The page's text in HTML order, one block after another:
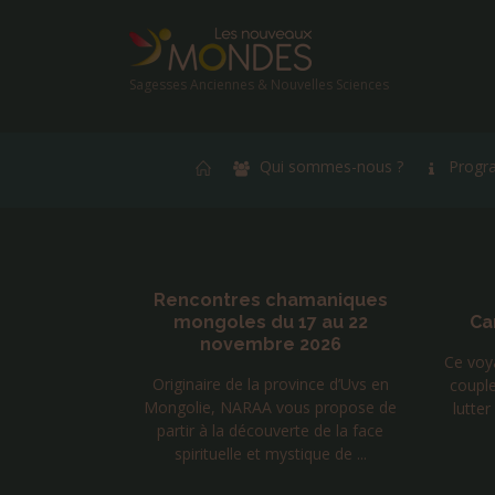
Sagesses Anciennes & Nouvelles Sciences
Qui sommes-nous ?
Rencontres chamaniques
mongoles du 17 au 22
novembre 2026
Originaire de la province d’Uvs en
Mongolie, NARAA vous propose de
partir à la découverte de la face
spirituelle et mystique de ...
Ce
lutter